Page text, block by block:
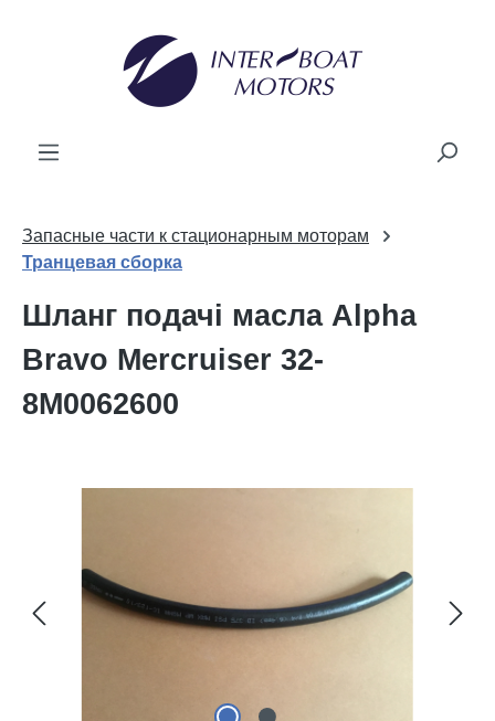
Запасные части к стационарным моторам
Транцевая сборка
Шланг подачі масла Alpha
Bravo Mercruiser 32-
8M0062600